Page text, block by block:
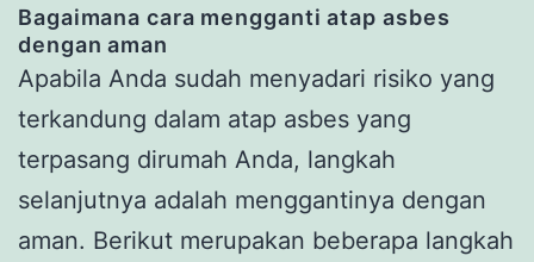
Bagaimana cara mengganti atap asbes
dengan aman
Apabila Anda sudah menyadari risiko yang
terkandung dalam atap asbes yang
terpasang dirumah Anda, langkah
selanjutnya adalah menggantinya dengan
aman. Berikut merupakan beberapa langkah